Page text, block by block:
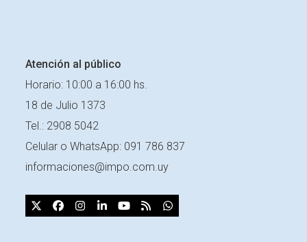
Atención al público
Horario: 10:00 a 16:00 hs.
18 de Julio 1373
Tel.: 2908 5042
Celular oWhatsApp: 091 786 837
informaciones@impo.com.uy
X Facebook
Instagram
LinkedInYouTube
RSSWhatsapp